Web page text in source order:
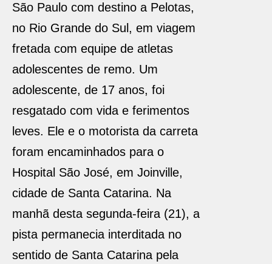
São Paulo com destino a Pelotas,
no Rio Grande do Sul, em viagem
fretada com equipe de atletas
adolescentes de remo. Um
adolescente, de 17 anos, foi
resgatado com vida e ferimentos
leves. Ele e o motorista da carreta
foram encaminhados para o
Hospital São José, em Joinville,
cidade de Santa Catarina. Na
manhã desta segunda-feira (21), a
pista permanecia interditada no
sentido de Santa Catarina pela